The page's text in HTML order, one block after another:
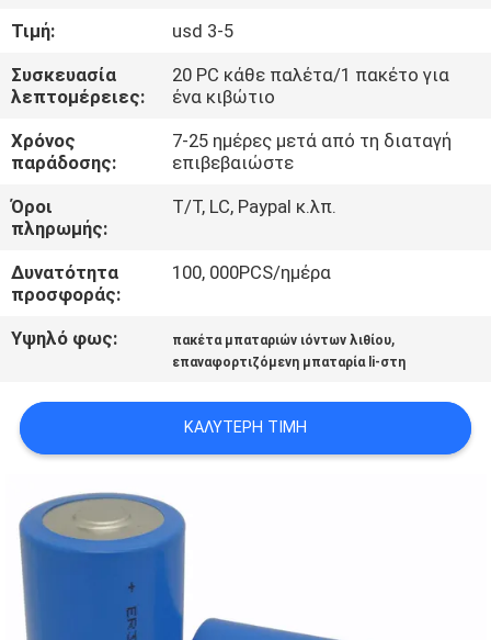
ΈΛΕΓΧΟΣ
ΜΑΣ
ΕΛΆΤΕ
ΣΕ
ΕΠΑΦΉ
ΜΕ
ΕΙΔΉΣΕΙΣ
ΠΕΡΙΠΤΏΣΕΙΣ
ΈΝΑ
ΑΠΌΣΠΑΣΜΑ
SITEMAP
Τιμή:
usd 3-5
Συσκευασία
λεπτομέρειες:
20 PC κάθε παλέτα/1 πακέτο για
ένα κιβώτιο
Χρόνος
παράδοσης:
7-25 ημέρες μετά από τη διαταγή
επιβεβαιώστε
Όροι
πληρωμής:
T/T, LC, Paypal κ.λπ.
Δυνατότητα
προσφοράς:
100, 000PCS/ημέρα
Υψηλό φως: πακέτα μπαταριών ιόντων λιθίου,
επαναφορτιζόμενη μπαταρία li-στη
ΚΑΛΎΤΕΡΗ ΤΙΜΉ